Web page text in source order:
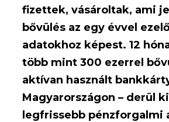
fizettek, vásároltak, ami
bővülés az egy évvel
adatokhoz képest. 12
több mint 300 ezerrel
aktívan használt
Magyarországon – derül
legfrissebb pénzforgalmi